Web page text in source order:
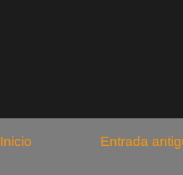
Entrada
Inicio